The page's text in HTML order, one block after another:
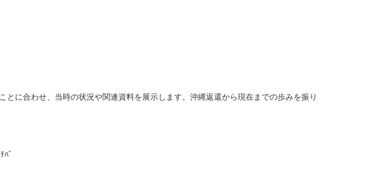
に合わせ、当時の状況や関連資料を展示します。沖縄返還から現在までの歩みを振り
ﾊﾞ